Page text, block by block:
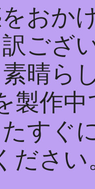
おか
ござ
晴ら
製作中
すぐ
ださい